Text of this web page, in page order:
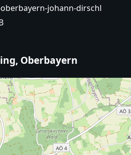
johann-dirschl
Oberbayern